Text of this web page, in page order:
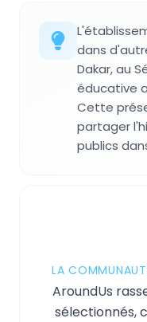
dans
Dakar, au
éducative
Cette
partager
publics
LA
AroundUs
sélectionnés,